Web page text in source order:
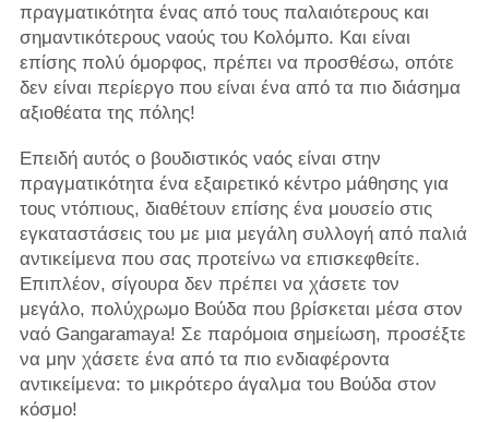
πραγματικότητα ένας από τους παλαιότερους και
σημαντικότερους ναούς του Κολόμπο. Και είναι
επίσης πολύ όμορφος, πρέπει να προσθέσω, οπότε
δεν είναι περίεργο που είναι ένα από τα πιο διάσημα
αξιοθέατα της πόλης!
Επειδή αυτός ο βουδιστικός ναός είναι στην
πραγματικότητα ένα εξαιρετικό κέντρο μάθησης για
τους ντόπιους, διαθέτουν επίσης ένα μουσείο στις
εγκαταστάσεις του με μια μεγάλη συλλογή από παλιά
αντικείμενα που σας προτείνω να επισκεφθείτε.
Επιπλέον, σίγουρα δεν πρέπει να χάσετε τον
μεγάλο, πολύχρωμο Βούδα που βρίσκεται μέσα στον
ναό Gangaramaya! Σε παρόμοια σημείωση, προσέξτε
να μην χάσετε ένα από τα πιο ενδιαφέροντα
αντικείμενα: το μικρότερο άγαλμα του Βούδα στον
κόσμο!